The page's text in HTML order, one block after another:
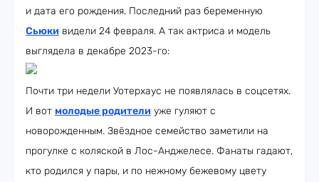
и дата его рождения. Последний раз беременную
Сьюки видели 24 февраля. А так актриса и модель
выглядела в декабре 2023-го:
Почти три недели Уотерхаус не появлялась в соцсетях.
И вот молодые родители уже гуляют с
новорожденным. Звёздное семейство заметили на
прогулке с коляской в Лос-Анджелесе. Фанаты гадают,
кто родился у пары, и по нежному бежевому цвету